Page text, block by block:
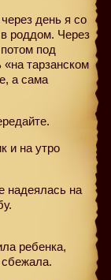
день я со
роддом. Через
под
тарзанском
а сама
и на утро
надеялась на
ребенка,
сбежала.